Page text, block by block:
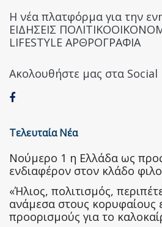
Η νέα πλατφόρμα για την
ΕΙΔΗΣΕΙΣ
LIFESTYLE ΑΡΘΡΟΓΡΑΦΙΑ
Ακολουθήστε μας στα Social
Τελευταία Νέα
Nούμερο 1 η Ελλάδα ως
ενδιαφέρον στον κλάδο
«Ήλιος, πολιτισμός,
ανάμεσα στους κορυφαίους
προορισμούς για το